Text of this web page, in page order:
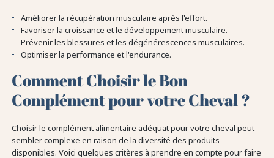
Améliorer la récupération musculaire après l'effort.
Favoriser la croissance et le développement musculaire.
Prévenir les blessures et les dégénérescences musculaires.
Optimiser la performance et l'endurance.
Comment Choisir le Bon
Complément pour votre Cheval ?
Choisir le complément alimentaire adéquat pour votre cheval peut
sembler complexe en raison de la diversité des produits
disponibles. Voici quelques critères à prendre en compte pour faire